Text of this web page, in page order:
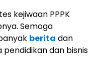
kejiwaan PPPK
Semoga
berita dan
dan bisnis